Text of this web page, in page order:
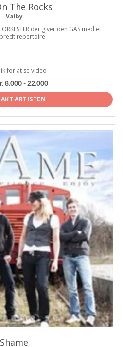
The Rocks
Valby
der giver den GAS med et
repertoire
for at se video
8.000 - 22.000
ARTISTEN
Shame